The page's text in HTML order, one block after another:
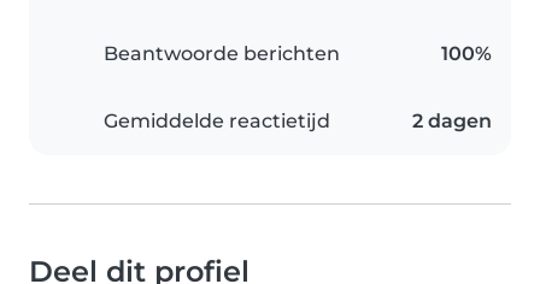
Beantwoorde berichten 100%
Gemiddelde reactietijd 2 dagen
Deel dit profiel